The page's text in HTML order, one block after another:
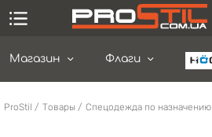
Магазин Флаги
ProStil Товары Спецодежда по назначению